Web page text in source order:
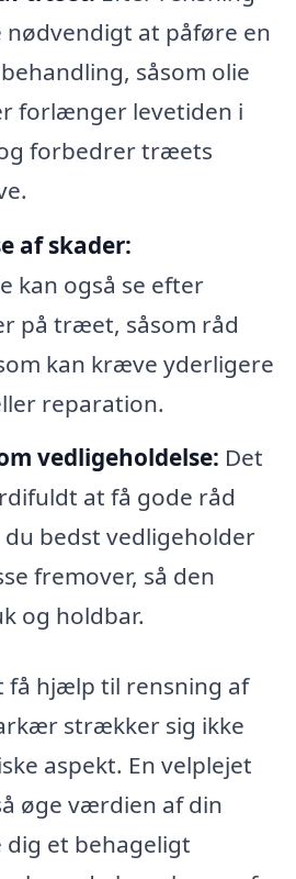
at påføre en
såsom olie
forlænger levetiden i
forbedrer træets
af skader:
kan også se efter
på træet, såsom råd
kan kræve yderligere
reparation.
vedligeholdelse: Det
at få gode råd
bedst vedligeholder
fremover, så den
og holdbar.
få hjælp til rensning af
strækker sig ikke
aspekt. En velplejet
øge værdien af din
dig et behageligt